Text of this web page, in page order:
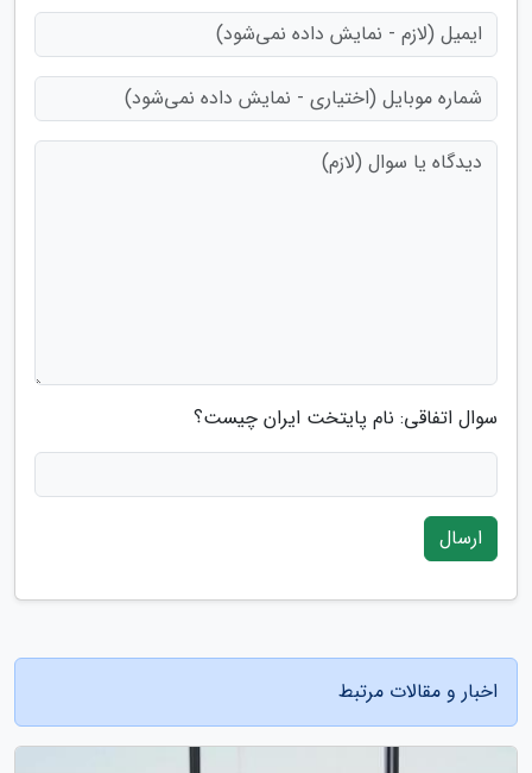
سوال اتفاقی: نام پایتخت ایران چیست؟
ارسال
اخبار و مقالات مرتبط